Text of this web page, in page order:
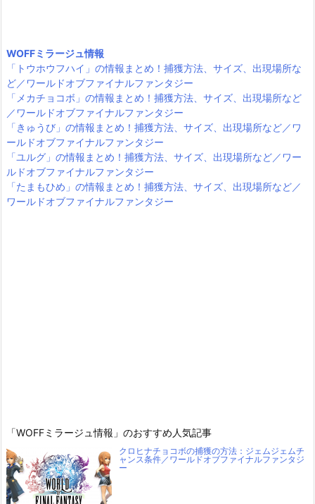
WOFFミラージュ情報
「トウホウフハイ」の情報まとめ！捕獲方法、サイズ、出現場所な
ど／ワールドオブファイナルファンタジー
「メカチョコボ」の情報まとめ！捕獲方法、サイズ、出現場所など
／ワールドオブファイナルファンタジー
「きゅうび」の情報まとめ！捕獲方法、サイズ、出現場所など／ワ
ールドオブファイナルファンタジー
「ユルグ」の情報まとめ！捕獲方法、サイズ、出現場所など／ワー
ルドオブファイナルファンタジー
「たまもひめ」の情報まとめ！捕獲方法、サイズ、出現場所など／
ワールドオブファイナルファンタジー
「WOFFミラージュ情報」のおすすめ人気記事
クロヒナチョコボの捕獲の方法：ジェムジェムチ
ャンス条件／ワールドオブファイナルファンタジ
ー